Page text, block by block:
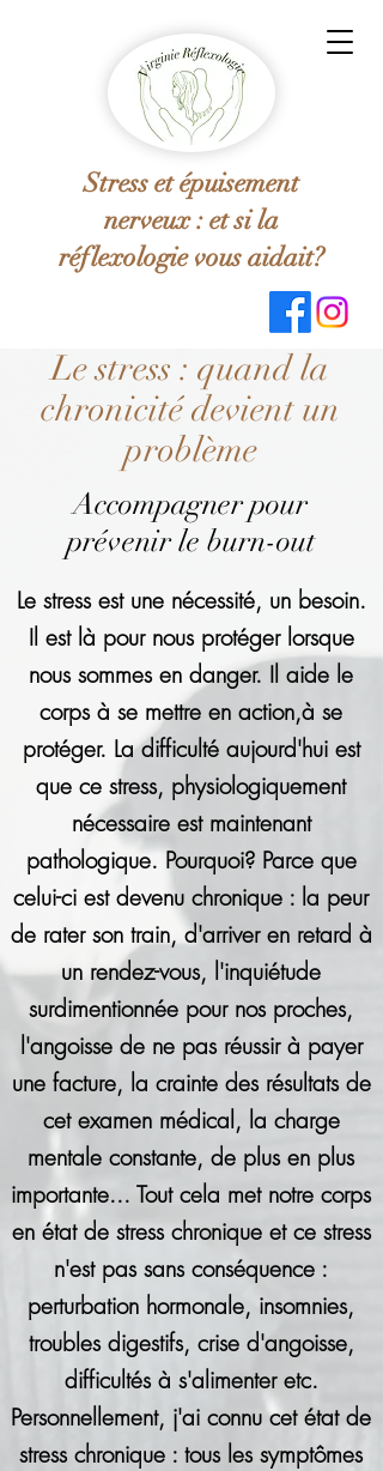
Stress et épuisement
nerveux : et si la
réflexologie vous aidait?
Le stress : quand la
chronicité devient un
problème
Accompagner pour
prévenir le burn-out
Le stress est une nécessité, un besoin.
Il est là pour nous protéger lorsque
nous sommes en danger. Il aide le
corps à se mettre en action,à se
protéger. La difficulté aujourd'hui est
que ce stress, physiologiquement
nécessaire est maintenant
pathologique. Pourquoi? Parce que
celui-ci est devenu chronique : la peur
de rater son train, d'arriver en retard à
un rendez-vous, l'inquiétude
surdimentionnée pour nos proches,
l'angoisse de ne pas réussir à payer
une facture, la crainte des résultats de
cet examen médical, la charge
mentale constante, de plus en plus
importante... Tout cela met notre corps
en état de stress chronique et ce stress
n'est pas sans conséquence :
perturbation hormonale, insomnies,
troubles digestifs, crise d'angoisse,
difficultés à s'alimenter etc.
Personnellement, j'ai connu cet état de
stress chronique : tous les symptômes